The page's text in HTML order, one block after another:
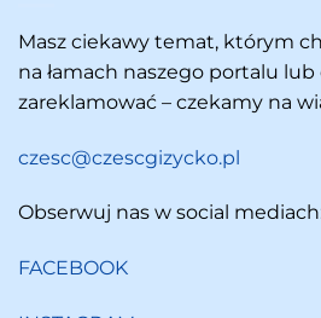
Masz ciekawy temat, którym
na łamach naszego portalu lub
zareklamować – czekamy na
czesc@czescgizycko.pl
Obserwuj nas w social
FACEBOOK